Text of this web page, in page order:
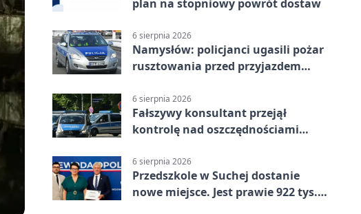
plan na stopniowy powrót dostaw
6 sierpnia 2026
Namysłów: policjanci ugasili pożar
rusztowania przed przyjazdem
6 sierpnia 2026
Fałszywy konsultant przejął
kontrolę nad oszczędnościami
6 sierpnia 2026
Przedszkole w Suchej dostanie
nowe miejsce. Jest prawie 922 tys.